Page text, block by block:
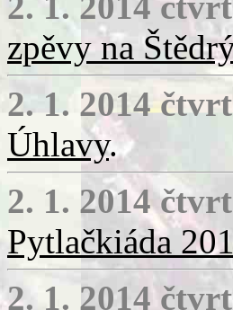
zpěvy na
2. 1. 2014
Úhlavy.
2. 1. 2014
Pytlačkiáda
2. 1. 2014